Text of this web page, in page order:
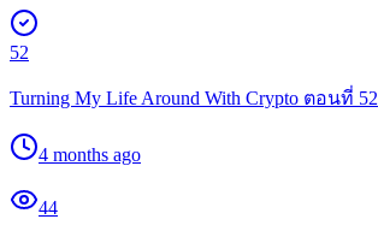
52
Turning My Life Around With Crypto ตอนที่ 52
4 months ago
44